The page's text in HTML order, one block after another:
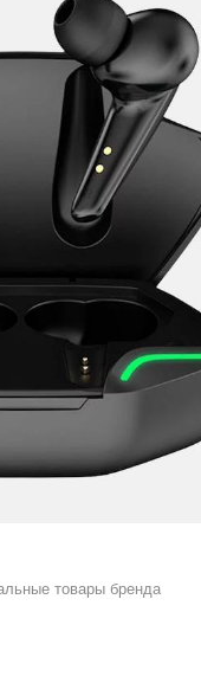
товары бренда